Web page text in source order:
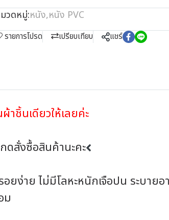
วดหมู่:หนัง,หนัง PVC
รายการโปรด เปรียบเทียบ แชร์
าชิ้นเดียวให้เลยค่ะ
ดสั่งซื้อสินค้านะคะ
ง่าย ไม่มีโลหะหนักเจือปน ระบายอ
ม